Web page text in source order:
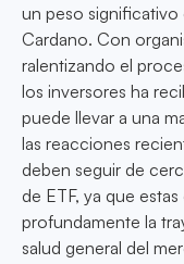
un peso
Cardano. Con
ralentizando el
los inversores ha
puede llevar a una
las reacciones
deben seguir de
de ETF, ya que
profundamente la
salud general del